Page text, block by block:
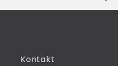
Kontakt